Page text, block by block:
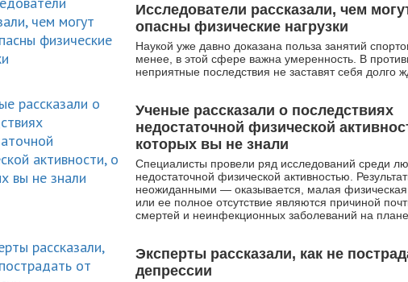
Исследователи рассказали, чем
опасны физические нагрузки
Наукой уже давно доказана польза занятий
менее, в этой сфере важна умеренность. В
неприятные последствия не заставят себя долго
Ученые рассказали о последствиях
недостаточной физической
которых вы не знали
Специалисты провели ряд исследований среди
недостаточной физической активностью.
неожиданными — оказывается, малая физическая
или ее полное отсутствие являются причиной
смертей и неинфекционных заболеваний на
Эксперты рассказали, как не
депрессии